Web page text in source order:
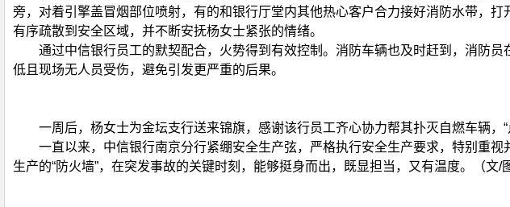
旁，对着引擎盖冒烟部位喷射，有的和银行厅堂内其他热心客户合力接好消防水带，
有序疏散到安全区域，并不断安抚杨女士紧张的情绪。
通过中信银行员工的默契配合，火势得到有效控制。消防车辆也及时赶到，消防
低且现场无人员受伤，避免引发更严重的后果。
一周后，杨女士为金坛支行送来锦旗，感谢该行员工齐心协力帮其扑灭自燃车辆，
一直以来，中信银行南京分行紧绷安全生产弦，严格执行安全生产要求，特别重
生产的“防火墙”，在突发事故的关键时刻，能够挺身而出，既显担当，又有温度。（文/